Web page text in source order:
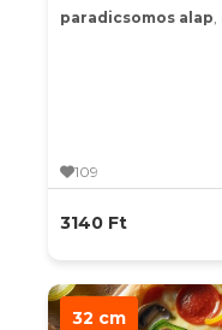
paradicsomos alap,
109
3140 Ft
32 cm